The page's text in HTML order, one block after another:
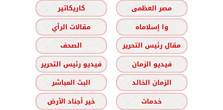
مصر العظمى
كاريكاتير
وا إسلاماه
مقالات الرأي
مقال رئيس التحرير
الصحف
فيديو الزمان
فيديو رئيس التحرير
الزمان الخالد
البث المباشر
خدمات
خير أجناد الأرض